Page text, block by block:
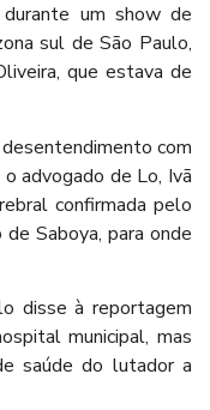
um show de
sul de São Paulo,
que estava de
com
advogado de Lo, Ivã
confirmada pelo
Saboya, para onde
disse à reportagem
municipal, mas
saúde do lutador a